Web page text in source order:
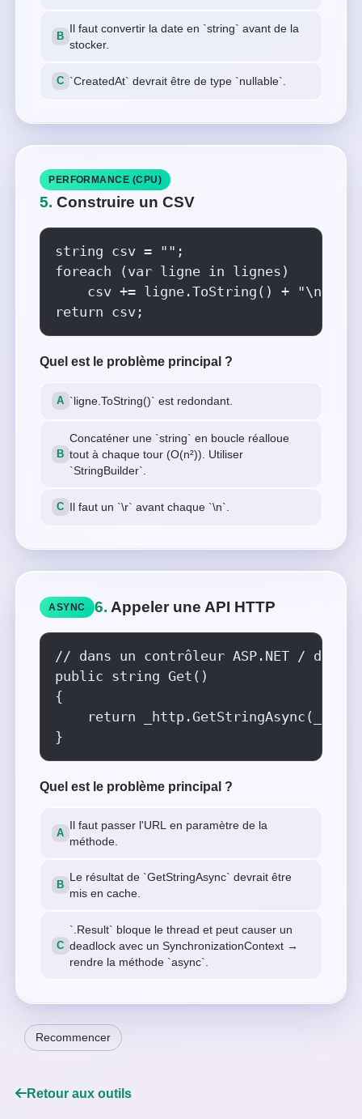
Il faut convertir la date en `string` avant de la
stocker.
`CreatedAt` devrait être de type `nullable`.
PERFORMANCE (CPU)
5. Construire un CSV
string csv = "";
foreach (var ligne in lignes)
    csv += ligne.ToString() + "\n";
return csv;
Quel est le problème principal ?
`ligne.ToString()` est redondant.
Concaténer une `string` en boucle réalloue
tout à chaque tour (O(n²)). Utiliser
`StringBuilder`.
Il faut un `\r` avant chaque `\n`.
ASYNC 6. Appeler une API HTTP
// dans un contrôleur ASP.NET / du
public string Get()
{
return
}
Quel est le problème principal ?
Il faut passer l'URL en paramètre de la
méthode.
Le résultat de `GetStringAsync` devrait être
mis en cache.
`.Result` bloque le thread et peut causer un
deadlock avec un SynchronizationContext →
rendre la méthode `async`.
Recommencer
Retour aux outils